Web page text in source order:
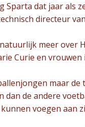
Sparta dat jaar als
directeur
meer over
Curie en vrouwen
maar
dan de andere
voegen aan